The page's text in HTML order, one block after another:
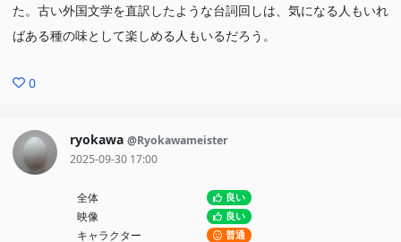
た。古い外国文学を直訳したような台詞回しは、気になる人もいれ
ばある種の味として楽しめる人もいるだろう。
0
ryokawa @Ryokawameister
2025-09-30 17:00
全体 良い
映像 良い
キャラクター 普通